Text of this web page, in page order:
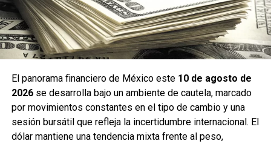
El panorama financiero de México este 10 de agosto de
2026se desarrolla bajo un ambiente de cautela, marcado
por movimientos constantes en el tipo de cambio y una
sesión bursátil que refleja la incertidumbre internacional. El
dólar mantiene una tendencia mixta frente al peso,